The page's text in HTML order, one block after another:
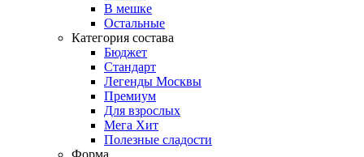
В мешке
Остальные
Категория состава
Бюджет
Стандарт
Легенды Москвы
Премиум
Для взрослых
Мега Хит
Полезные сладости
Форма